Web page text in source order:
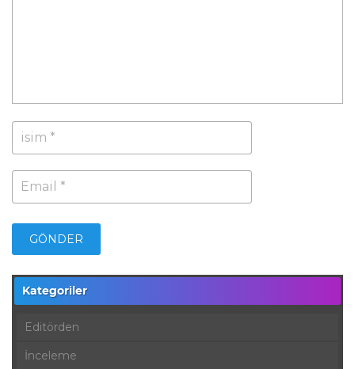
Kategoriler
Editörden
İnceleme